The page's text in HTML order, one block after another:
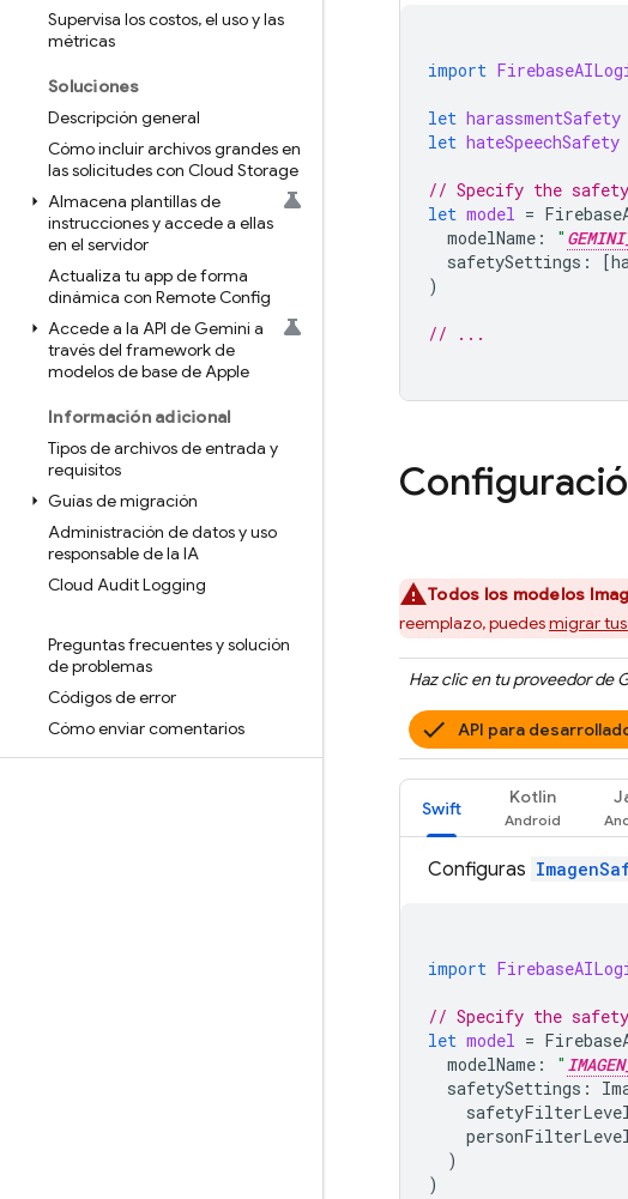
Supervisa los costos,el uso y las
métricas
Soluciones
Descripción general
Cómo incluir archivos grandes en
las solicitudes con Cloud Storage
Almacena plantillas de
instrucciones y accede a ellas
en el servidor
Actualiza tu app de forma
dinámica con Remote Config
Accede a la API de Gemini a
través del framework de
modelos de base de Apple
Información adicional
Tipos de archivos de entrada y
requisitos
Guías de migración
Administración de datos y uso
responsable de la IA
Cloud Audit Logging
Preguntas frecuentes y solución
de problemas
Códigos de error
Cómo enviar comentarios
import
let harassmentSafety
let hateSpeechSafety
// Specify the
let model =
modelName : "
safetySettings : [
)
// ...
Todos los modelos
reemplazo, puedesmigrar
Haz clic en tu proveedor de
API para
Swift
Kotlin
Configuras
import
// Specify the
let model =
modelName : "
safetySettings :
)
)